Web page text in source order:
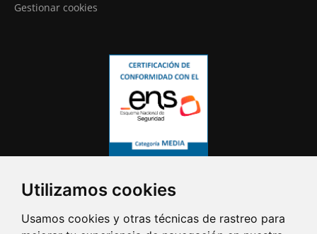
Utilizamos cookies
Usamos cookies y otras técnicas de rastreo para
Gestionar cookies